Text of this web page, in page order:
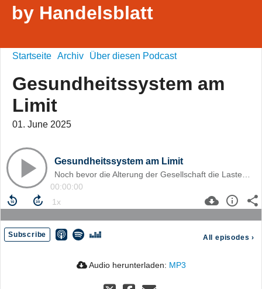
by Handelsblatt
Startseite Archiv Über diesen Podcast
Gesundheitssystem am
Limit
01. June 2025
Gesundheitssystem am Limit
00:00:00
Subscribe All episodes ›
Audio herunterladen: MP3